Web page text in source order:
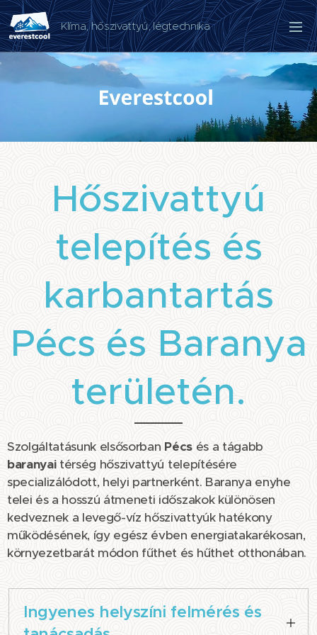
Klíma, hőszivattyú, légtechnika
Hőszivattyú
telepítés és
karbantartás
Pécs és Baranya
területén.
Szolgáltatásunk elsősorban Pécsés a tágabb
baranyaitérség hőszivattyú telepítésére
specializálódott, helyi partnerként. Baranya enyhe
telei és a hosszú átmeneti időszakok különösen
kedveznek a levegő-víz hőszivattyúk hatékony
működésének, így egész évben energiatakarékosan,
környezetbarát módon fűthet és hűthet otthonában.
Ingyenes helyszíni felmérés és